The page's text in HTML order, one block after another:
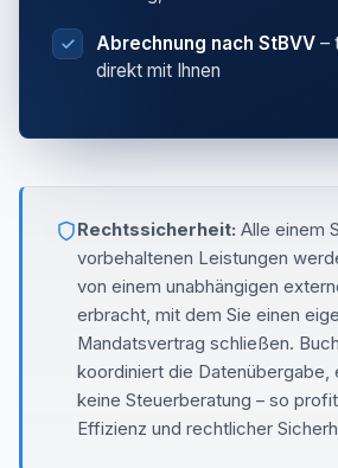
Abrechnung nach StBVV –
direkt mit Ihnen
Rechtssicherheit: Alle einem
vorbehaltenen Leistungen
von einem unabhängigen
erbracht, mit dem Sie einen
Mandatsvertrag schließen.
koordiniert die Datenübergabe,
keine Steuerberatung – so
Effizienz und rechtlicher